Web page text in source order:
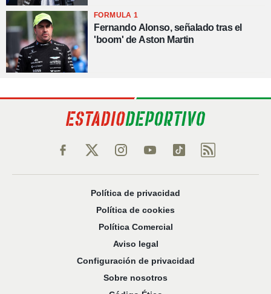
FORMULA 1
Fernando Alonso, señalado tras el
'boom' de Aston Martin
Política de privacidad
Política de cookies
Política Comercial
Aviso legal
Configuración de privacidad
Sobre nosotros